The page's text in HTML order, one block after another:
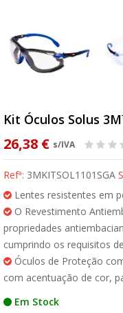
Kit Óculos Solus
26,38 € s/IVA
Refª: 3MKITSOL1101SGA
Lentes resistentes em
O Revestimento
propriedades
cumprindo os requisitos
Óculos de Proteção
com acentuação de cor,
Em Stock